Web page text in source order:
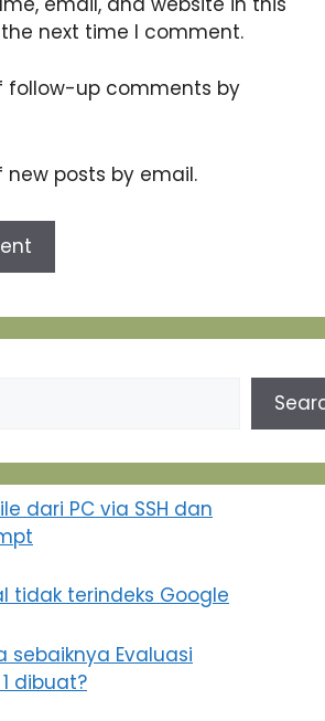
next time I comment.
follow-up comments by
posts by email.
dari PC via SSH dan
tidak terindeks Google
sebaiknya Evaluasi
dibuat?